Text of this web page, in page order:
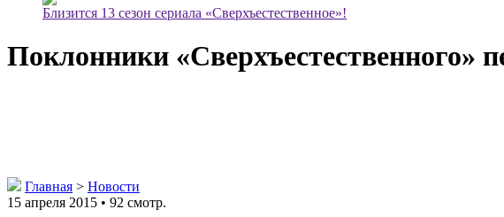
Близится 13 сезон сериала «Сверхъестественное»!
Поклонники «Сверхъестественного»
Главная > Новости
15 апреля 2015 • 92 смотр.